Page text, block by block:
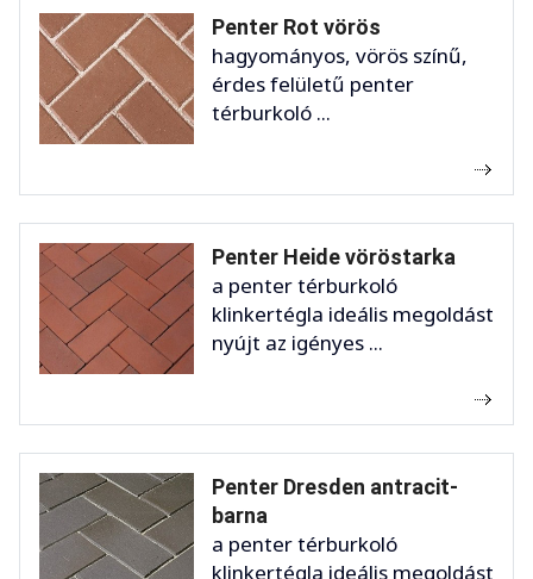
Penter Rot vörös
hagyományos, vörös színű,
érdes felületű penter
térburkoló ...
Penter Heide vöröstarka
a penter térburkoló
klinkertégla ideális megoldást
nyújt az igényes ...
Penter Dresden antracit-
barna
a penter térburkoló
klinkertégla ideális megoldást